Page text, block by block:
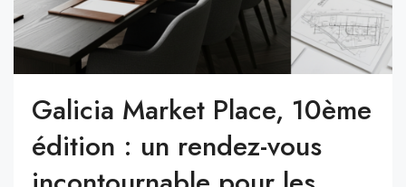
Galicia Market Place, 10ème
édition : un rendez-vous